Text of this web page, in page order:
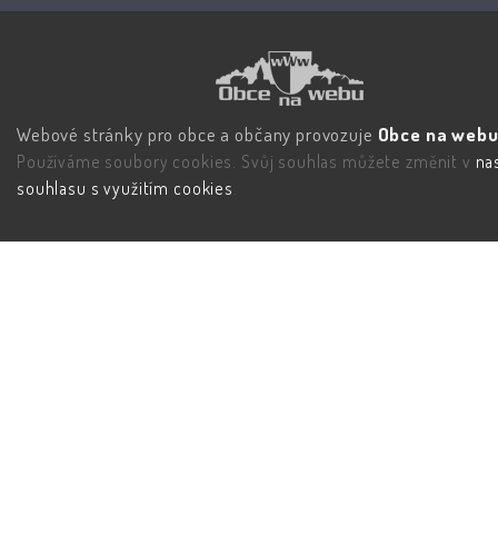
Webové stránky pro obce a občany provozuje Obce na
Používáme soubory cookies. Svůj souhlas můžete změnit v
souhlasu s využitím cookies.